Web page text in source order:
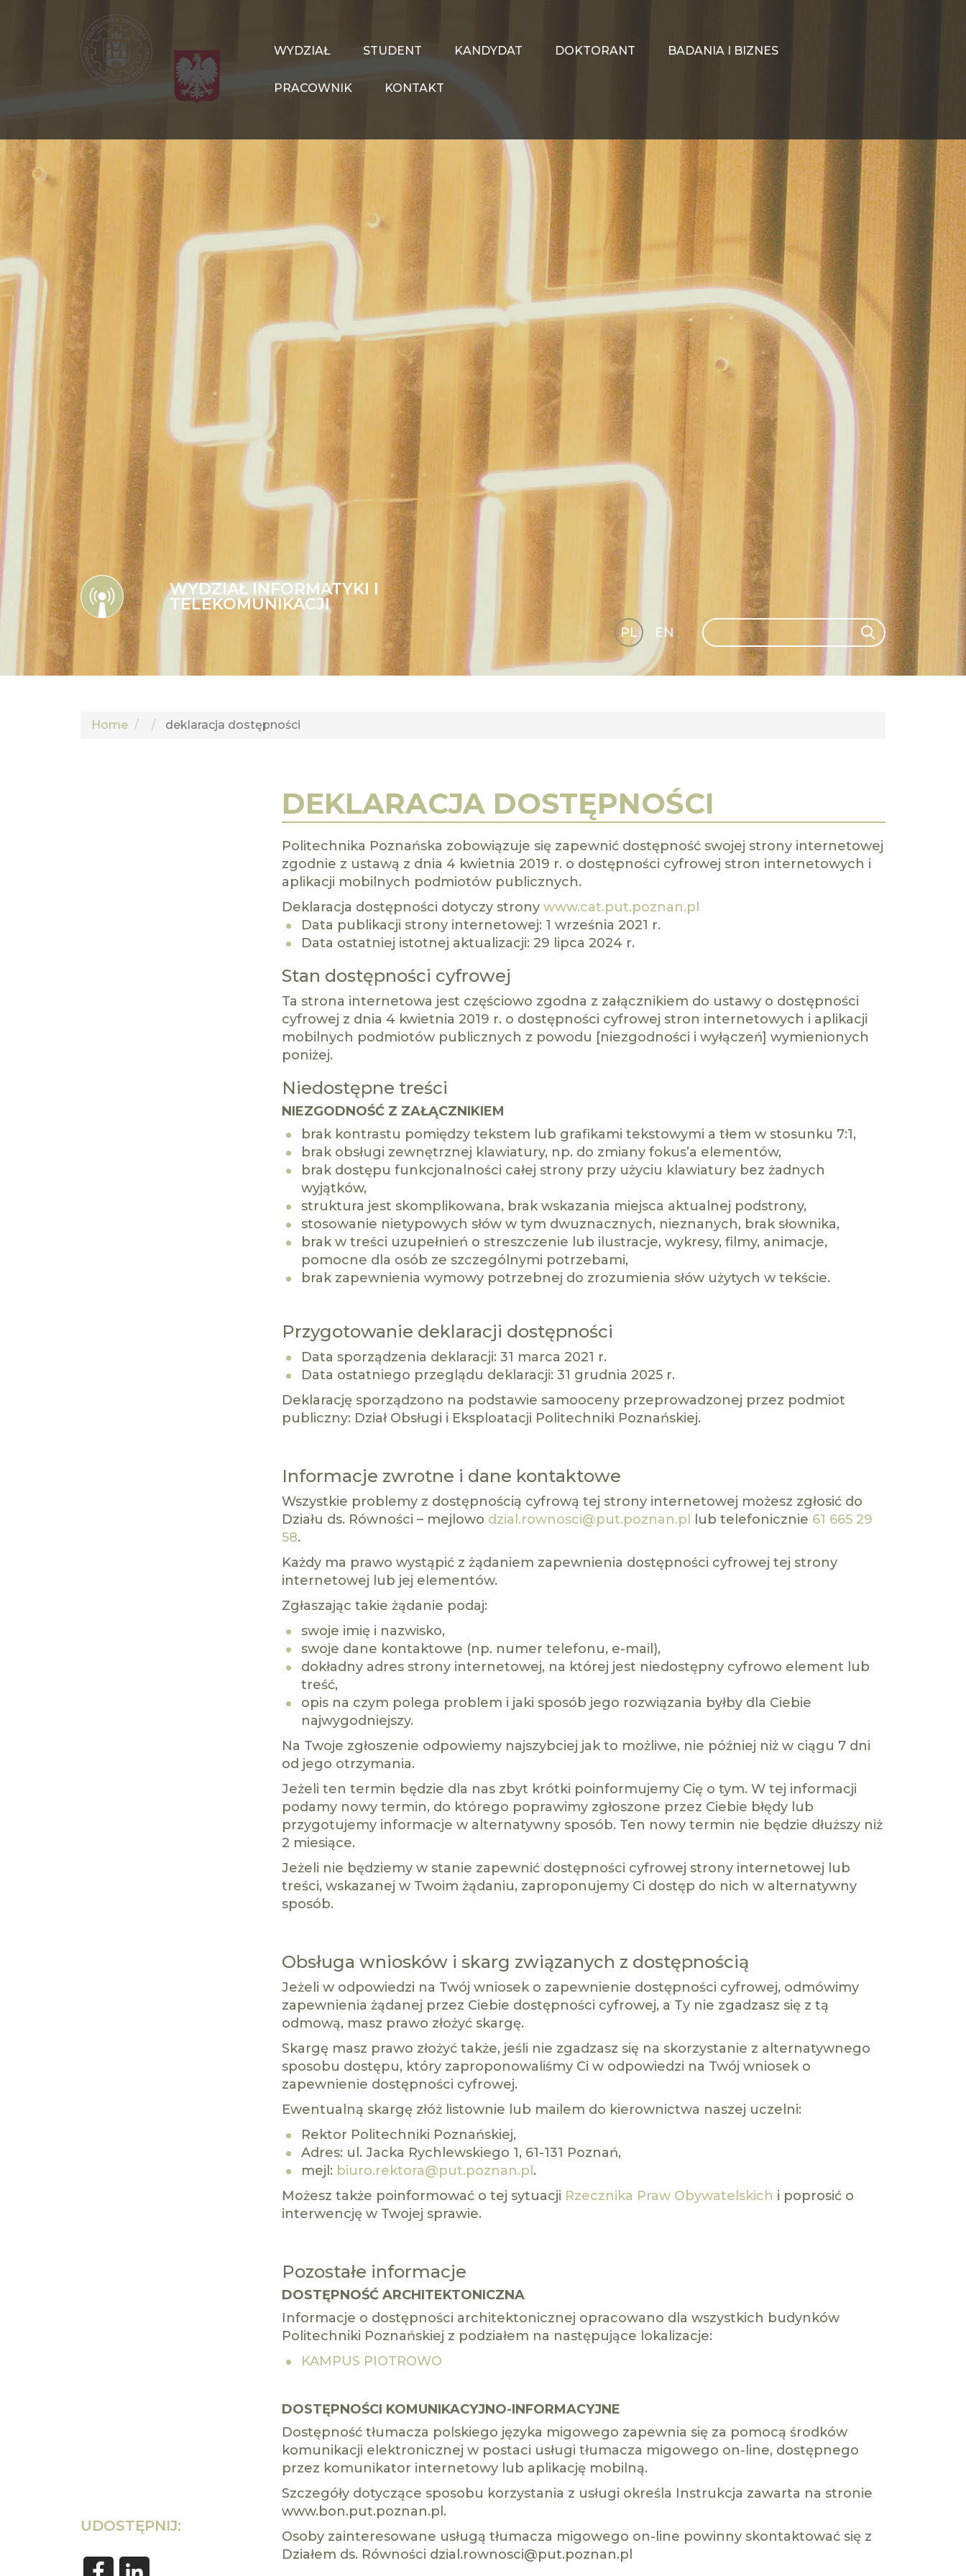
Navigation
WYDZIAŁ STUDENT KANDYDAT DOKTORANT BADANIA I BIZNES
PRACOWNIK KONTAKT
WYDZIAŁ INFORMATYKI I
TELEKOMUNIKACJI
Search Search
PL
EN
GLI
SH
Home deklaracja dostępności
UDOSTĘPNIJ:
DEKLARACJA DOSTĘPNOŚCI
Politechnika Poznańska zobowiązuje się zapewnić dostępność swojej strony internetowej
zgodnie z ustawą z dnia 4 kwietnia 2019 r. o dostępności cyfrowej stron internetowych i
aplikacji mobilnych podmiotów publicznych.
Deklaracja dostępności dotyczy strony www.cat.put.poznan.pl
Data publikacji strony internetowej: 1 września 2021 r.
Data ostatniej istotnej aktualizacji: 29 lipca 2024 r.
Stan dostępności cyfrowej
Ta strona internetowa jest częściowo zgodna z załącznikiem do ustawy o dostępności
cyfrowej z dnia 4 kwietnia 2019 r. o dostępności cyfrowej stron internetowych i aplikacji
mobilnych podmiotów publicznych z powodu [niezgodności i wyłączeń] wymienionych
poniżej.
Niedostępne treści
NIEZGODNOŚĆ Z ZAŁĄCZNIKIEM
brak kontrastu pomiędzy tekstem lub grafikami tekstowymi a tłem w stosunku 7:1,
brak obsługi zewnętrznej klawiatury, np. do zmiany fokus’a elementów,
brak dostępu funkcjonalności całej strony przy użyciu klawiatury bez żadnych
wyjątków,
struktura jest skomplikowana, brak wskazania miejsca aktualnej podstrony,
stosowanie nietypowych słów w tym dwuznacznych, nieznanych, brak słownika,
brak w treści uzupełnień o streszczenie lub ilustracje, wykresy, filmy, animacje,
pomocne dla osób ze szczególnymi potrzebami,
brak zapewnienia wymowy potrzebnej do zrozumienia słów użytych w tekście.
Przygotowanie deklaracji dostępności
Data sporządzenia deklaracji: 31 marca 2021 r.
Data ostatniego przeglądu deklaracji: 31 grudnia 2025 r.
Deklarację sporządzono na podstawie samooceny przeprowadzonej przez podmiot
publiczny: Dział Obsługi i Eksploatacji Politechniki Poznańskiej.
Informacje zwrotne i dane kontaktowe
Wszystkie problemy z dostępnością cyfrową tej strony internetowej możesz zgłosić do
Działu ds. Równości – mejlowo dzial.rownosci@put.poznan.pl lub telefonicznie 61 665 29
58.
Każdy ma prawo wystąpić z żądaniem zapewnienia dostępności cyfrowej tej strony
internetowej lub jej elementów.
Zgłaszając takie żądanie podaj:
swoje imię i nazwisko,
swoje dane kontaktowe (np. numer telefonu, e-mail),
dokładny adres strony internetowej, na której jest niedostępny cyfrowo element lub
treść,
opis na czym polega problem i jaki sposób jego rozwiązania byłby dla Ciebie
najwygodniejszy.
Na Twoje zgłoszenie odpowiemy najszybciej jak to możliwe, nie później niż w ciągu 7 dni
od jego otrzymania.
Jeżeli ten termin będzie dla nas zbyt krótki poinformujemy Cię o tym. W tej informacji
podamy nowy termin, do którego poprawimy zgłoszone przez Ciebie błędy lub
przygotujemy informacje w alternatywny sposób. Ten nowy termin nie będzie dłuższy niż
2 miesiące.
Jeżeli nie będziemy w stanie zapewnić dostępności cyfrowej strony internetowej lub
treści, wskazanej w Twoim żądaniu, zaproponujemy Ci dostęp do nich w alternatywny
sposób.
Obsługa wniosków i skarg związanych z dostępnością
Jeżeli w odpowiedzi na Twój wniosek o zapewnienie dostępności cyfrowej, odmówimy
zapewnienia żądanej przez Ciebie dostępności cyfrowej, a Ty nie zgadzasz się z tą
odmową, masz prawo złożyć skargę.
Skargę masz prawo złożyć także, jeśli nie zgadzasz się na skorzystanie z alternatywnego
sposobu dostępu, który zaproponowaliśmy Ci w odpowiedzi na Twój wniosek o
zapewnienie dostępności cyfrowej.
Ewentualną skargę złóż listownie lub mailem do kierownictwa naszej uczelni:
Rektor Politechniki Poznańskiej,
Adres: ul. Jacka Rychlewskiego 1, 61-131 Poznań,
mejl: biuro.rektora@put.poznan.pl .
Możesz także poinformować o tej sytuacji Rzecznika Praw Obywatelskich i poprosić o
interwencję w Twojej sprawie.
Pozostałe informacje
DOSTĘPNOŚĆ ARCHITEKTONICZNA
Informacje o dostępności architektonicznej opracowano dla wszystkich budynków
Politechniki Poznańskiej z podziałem na następujące lokalizacje:
KAMPUS PIOTROWO
DOSTĘPNOŚCI KOMUNIKACYJNO-INFORMACYJNE
Dostępność tłumacza polskiego języka migowego zapewnia się za pomocą środków
komunikacji elektronicznej w postaci usługi tłumacza migowego on-line, dostępnego
przez komunikator internetowy lub aplikację mobilną.
Szczegóły dotyczące sposobu korzystania z usługi określa Instrukcja zawarta na stronie
www.bon.put.poznan.pl.
Osoby zainteresowane usługą tłumacza migowego on-line powinny skontaktować się z
Działem ds. Równości dzial.rownosci@put.poznan.pl